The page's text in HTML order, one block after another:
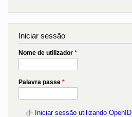
Iniciar sessão
Nome de utilizador *
Palavra passe *
Iniciar sessão utilizando OpenID